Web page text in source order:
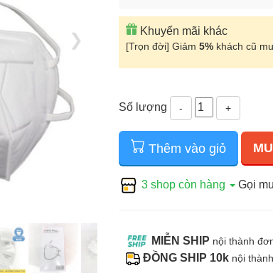
❯ Khuyến mãi khác
[Trọn đời] Giảm 5% khách cũ
Số lượng - +
Thêm vào giỏ
3 shop còn hàng Gọi
MIỄN SHIP nội thành
ĐỒNG SHIP 10k nội